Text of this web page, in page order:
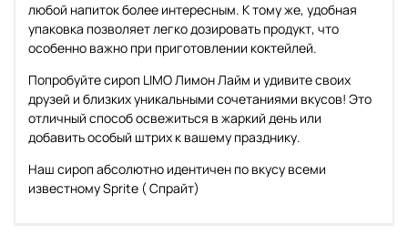
любой напиток более интересным. К тому же, удобная
упаковка позволяет легко дозировать продукт, что
особенно важно при приготовлении коктейлей.
Попробуйте сироп LIMO Лимон Лайм и удивите своих
друзей и близких уникальными сочетаниями вкусов! Это
отличный способ освежиться в жаркий день или
добавить особый штрих к вашему празднику.
Наш сироп абсолютно идентичен по вкусу всеми
известному Sprite ( Спрайт)